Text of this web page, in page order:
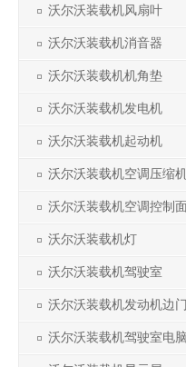
沃尔沃装载机风扇叶
沃尔沃装载机消音器
沃尔沃装载机机角垫
沃尔沃装载机发电机
沃尔沃装载机起动机
沃尔沃装载机空调压缩
沃尔沃装载机空调控制
沃尔沃装载机灯
沃尔沃装载机驾驶室
沃尔沃装载机发动机边门
沃尔沃装载机驾驶室电